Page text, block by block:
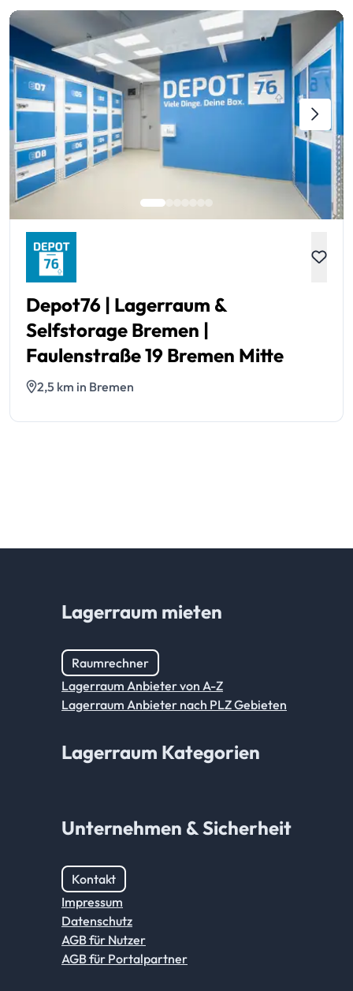
Depot76 | Lagerraum &
Selfstorage Bremen |
Faulenstraße 19 Bremen Mitte
2,5 km in Bremen
Lagerraum mieten
Raumrechner
Lagerraum Anbieter von A-Z
Lagerraum Anbieter nach PLZ Gebieten
Lagerraum Kategorien
Unternehmen & Sicherheit
Kontakt
Impressum
Datenschutz
AGB für Nutzer
AGB für Portalpartner